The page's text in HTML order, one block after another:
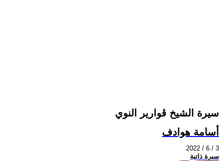
سيرة الشيخ ڨوارير النوي
أسامة هوادف
2022 / 6 / 3
سيرة ذاتية